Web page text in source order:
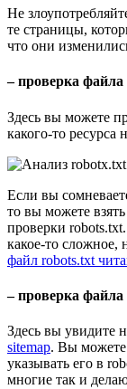
Не
те страницы,
что они
– проверка
Здесь вы можете
какого-то ресурса
Если вы
то вы можете
проверки
какое-то сложное,
файл robots.txt
– проверка файла
Здесь вы увидите
sitemap. Вы можете
указывать его в
многие так и